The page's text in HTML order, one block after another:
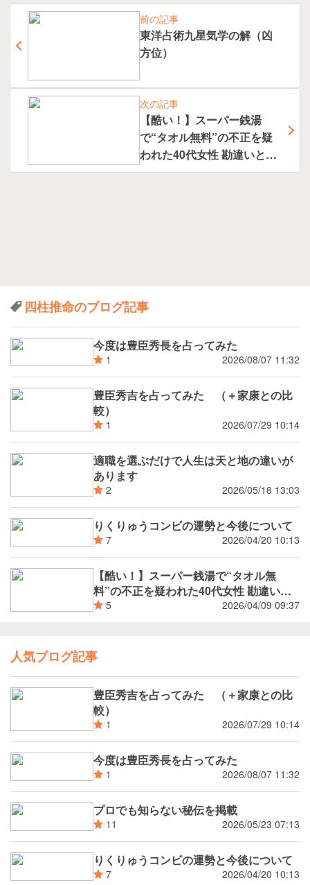
前の記事
東洋占術九星気学の解（凶
方位）
次の記事
【酷い！】スーパー銭湯
で“タオル無料”の不正を疑
われた40代女性 勘違いと判
明するも店長は「謝罪な
四柱推命のブログ記事
今度は豊臣秀長を占ってみた
1 2026/08/07 11:32
豊臣秀吉を占ってみた （＋家康との比
較）
1 2026/07/29 10:14
適職を選ぶだけで人生は天と地の違いが
あります
2 2026/05/18 13:03
りくりゅうコンビの運勢と今後について
7 2026/04/20 10:13
【酷い！】スーパー銭湯で“タオル無
料”の不正を疑われた40代女性 勘違いと
判明するも店長は「謝罪なし」で激怒
5 2026/04/09 09:37
人気ブログ記事
豊臣秀吉を占ってみた （＋家康との比
較）
1 2026/07/29 10:14
今度は豊臣秀長を占ってみた
1 2026/08/07 11:32
プロでも知らない秘伝を掲載
11 2026/05/23 07:13
りくりゅうコンビの運勢と今後について
7 2026/04/20 10:13